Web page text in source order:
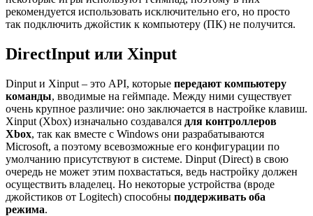
рекомендуется использовать исключительно его, но просто
так подключить джойстик к компьютеру (ПК) не получится.
DirectInput или Xinput
Dinput и Xinput – это API, которые передают компьютеру
команды, вводимые на геймпаде. Между ними существует
очень крупное различие: оно заключается в настройке клавиш.
Xinput (Xbox) изначально создавался для контроллеров
Xbox, так как вместе с Windows они разрабатываются
Microsoft, а поэтому всевозможные его конфигурации по
умолчанию присутствуют в системе. Dinput (Direct) в свою
очередь не может этим похвастаться, ведь настройку должен
осуществить владелец. Но некоторые устройства (вроде
джойстиков от Logitech) способны поддерживать оба
режима.